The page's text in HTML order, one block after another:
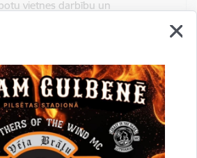
vietnes darbību un
datu iegūšanai par to, kā
izmanto vietni.